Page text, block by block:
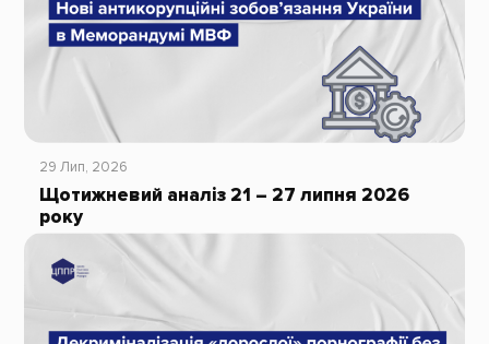
29 Лип, 2026
Щотижневий аналіз 21 – 27 липня 2026
року